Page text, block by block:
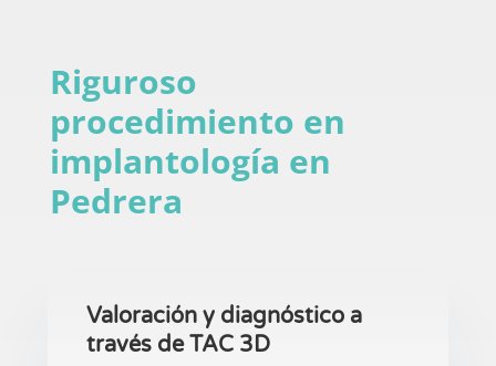
Riguroso
procedimiento en
implantología en
Pedrera
Valoración y diagnóstico a
través de TAC 3D